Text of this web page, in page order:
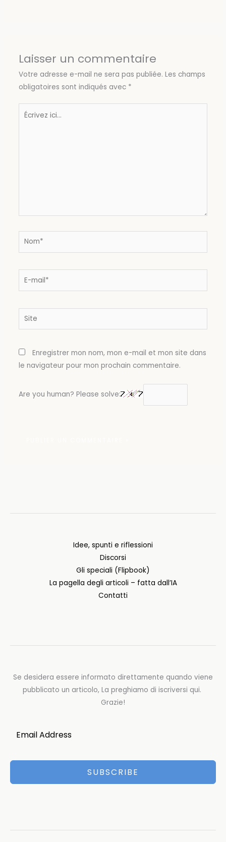
Laisser un commentaire
Votre adresse e-mail ne sera pas publiée. Les champs
obligatoires sont indiqués avec *
Écrivez
Nom*
E-
Site
Enregistrer mon nom, mon e-mail et mon site dans
le navigateur pour mon prochain commentaire.
Are you human? Please solve:
Idee, spunti e riflessioni
Discorsi
Gli speciali (Flipbook)
La pagella degli articoli – fatta dall’IA
Contatti
Se desidera essere informato direttamente quando viene
pubblicato un articolo, La preghiamo di iscriversi qui.
Grazie!
SUBSCRIBE